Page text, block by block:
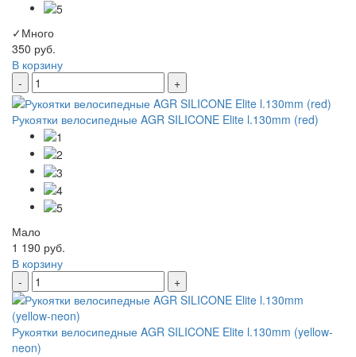
✓Много
350 руб.
В корзину
-
+
Рукоятки велосипедные AGR SILICONE Elite l.130mm (red)
Мало
1 190 руб.
В корзину
-
+
Рукоятки велосипедные AGR SILICONE Elite l.130mm (yellow-
neon)